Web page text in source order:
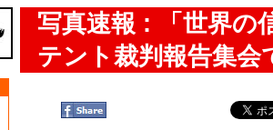
写真速報 : 「世界の
テント裁判報告集会